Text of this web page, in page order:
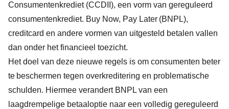
Consumentenkrediet (CCDII), een vorm van gereguleerd
consumentenkrediet. Buy Now, Pay Later (BNPL),
creditcard en andere vormen van uitgesteld betalen vallen
dan onder het financieel toezicht.
Het doel van deze nieuwe regels is om consumenten beter
te beschermen tegen overkreditering en problematische
schulden. Hiermee verandert BNPL van een
laagdrempelige betaaloptie naar een volledig gereguleerd